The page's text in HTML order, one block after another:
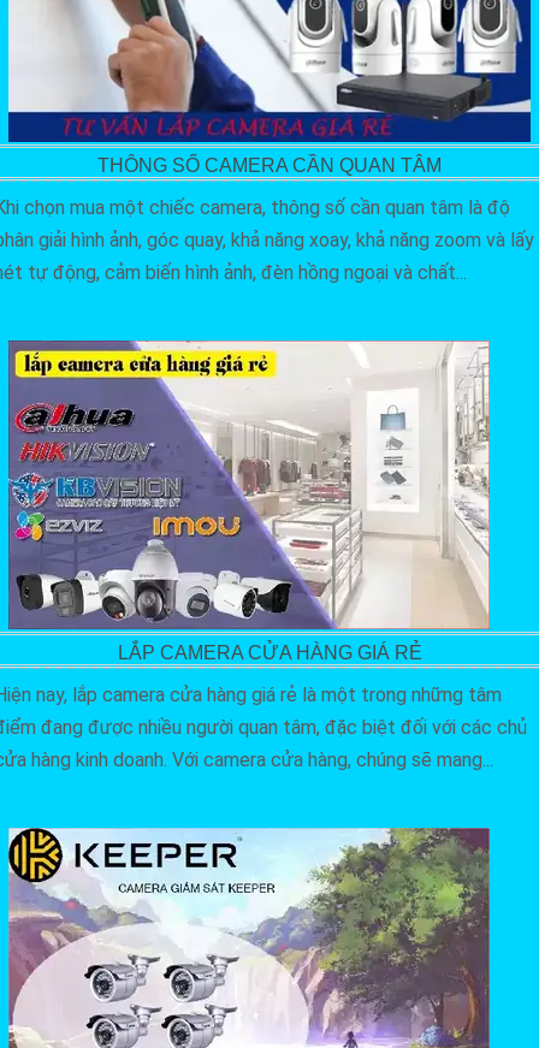
THÔNG SỐ CAMERA CẦN QUAN TÂM
chọn mua một chiếc camera, thông số cần quan tâm là độ
giải hình ảnh, góc quay, khả năng xoay, khả năng zoom và lấy
tự động, cảm biến hình ảnh, đèn hồng ngoại và chất...
LẮP CAMERA CỬA HÀNG GIÁ RẺ
nay, lắp camera cửa hàng giá rẻ là một trong những tâm
đang được nhiều người quan tâm, đặc biệt đối với các chủ
hàng kinh doanh. Với camera cửa hàng, chúng sẽ mang...